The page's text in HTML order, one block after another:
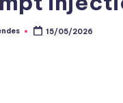
15/05/2026